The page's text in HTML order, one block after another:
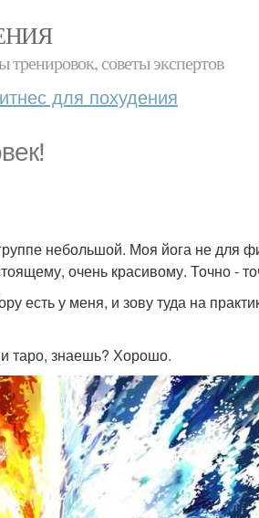
советы экспертов
для похудения
небольшой. Моя йога не для
очень красивому. Точно -
есть у меня, и зову туда на
таро, знаешь? Хорошо.